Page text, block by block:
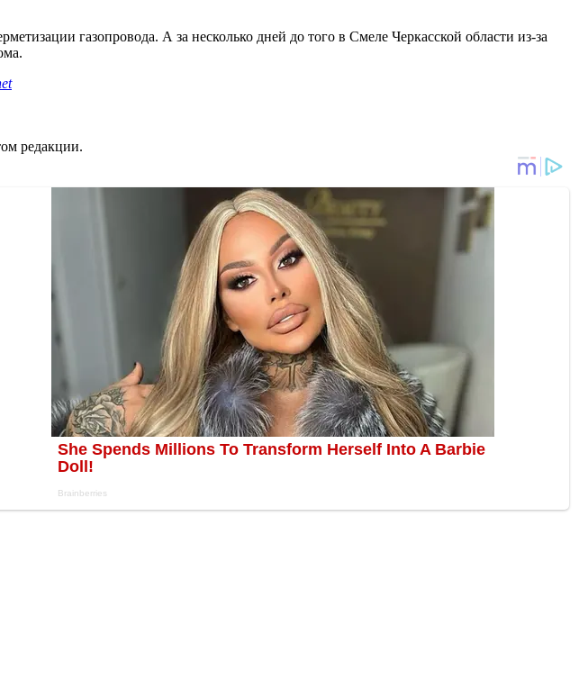
газопровода. А за несколько дней до того в Смеле Черкасской области из-за
редакции.